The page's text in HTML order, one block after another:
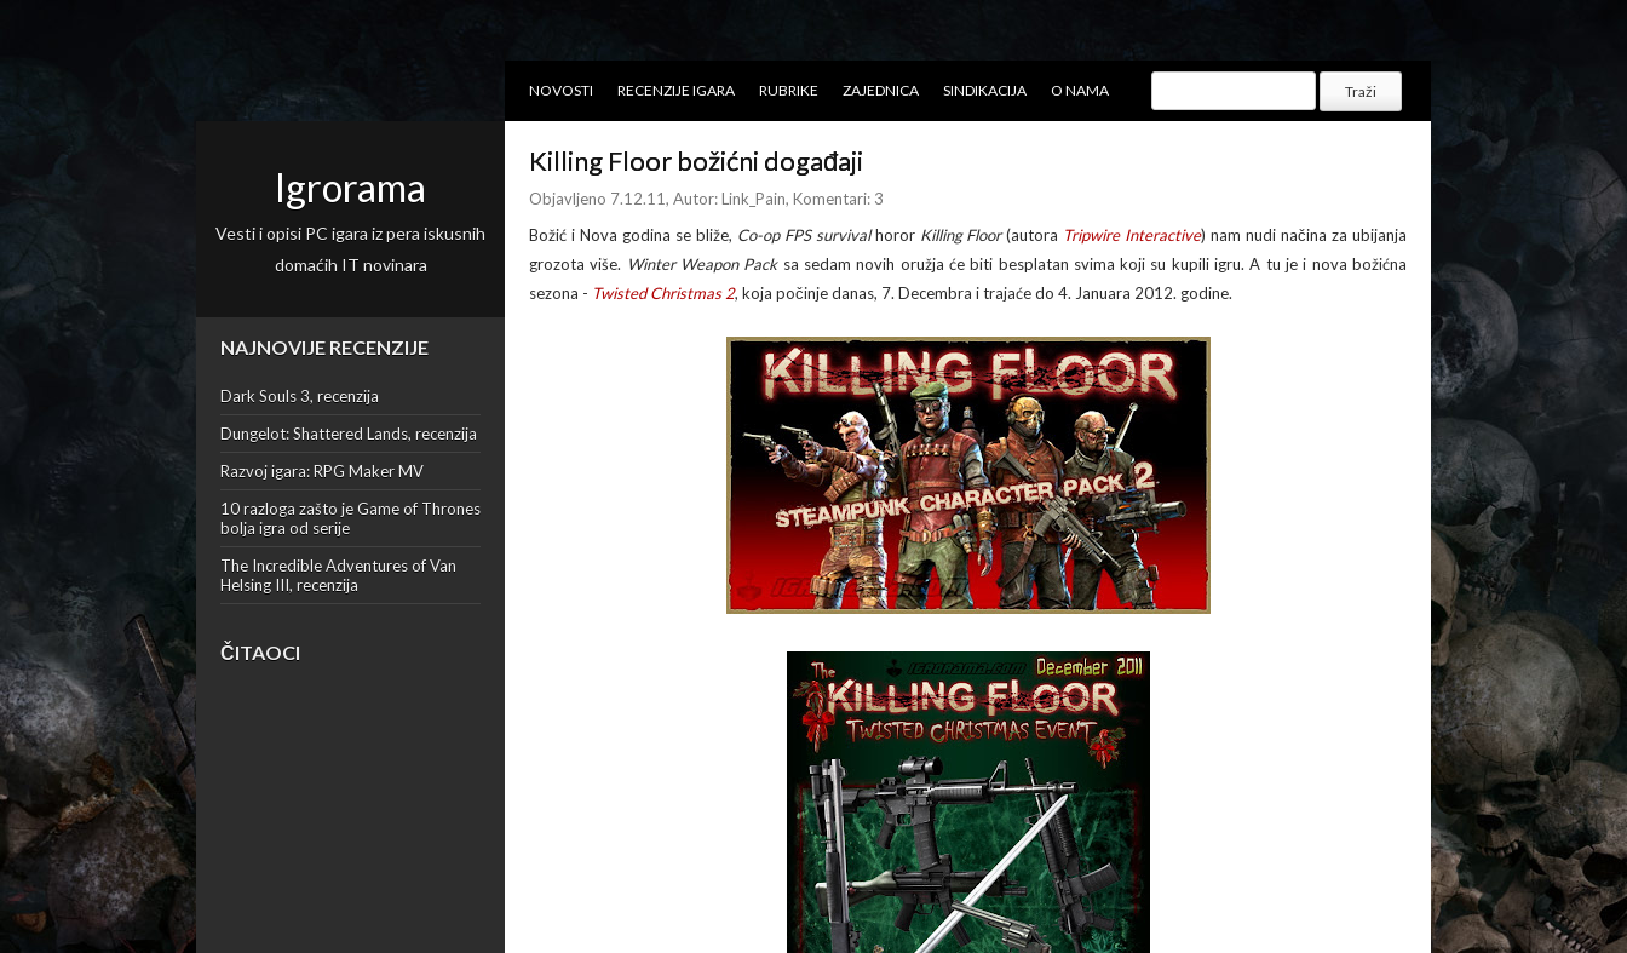
NOVOSTI RECENZIJE IGARA RUBRIKE ZAJEDNICA SINDIKACIJA O NAMA
Igrorama
Vesti i opisi PC igara iz pera iskusnih
domaćih IT novinara
NAJNOVIJE RECENZIJE
Dark Souls 3, recenzija
Dungelot: Shattered Lands, recenzija
Razvoj igara: RPG Maker MV
10 razloga zašto je Game of Thrones
bolja igra od serije
The Incredible Adventures of Van
Helsing III, recenzija
ČITAOCI
Killing Floor božićni događaji
Objavljeno 7.12.11, Autor:Link_Pain, Komentari: 3
Božić i Nova godina se bliže, Co-op FPS survivalhoror Killing Floor(autora Tripwire Interactive) nam nudi načina za ubijanja
grozota više. Winter Weapon Packsa sedam novih oružja će biti besplatan svima koji su kupili igru. A tu je i nova božićna
sezona - Twisted Christmas 2, koja počinje danas, 7. Decembra i trajaće do 4. Januara 2012. godine.